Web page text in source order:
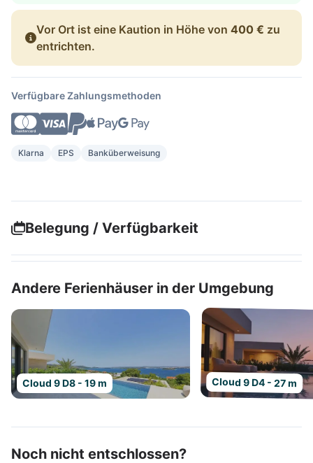
Vor Ort ist eine Kaution in Höhe von 400 € zu
entrichten.
Verfügbare Zahlungsmethoden
Klarna EPS Banküberweisung
Belegung / Verfügbarkeit
Andere Ferienhäuser in der Umgebung
Cloud 9 D8 - 19 m Cloud 9 D4 - 27 m
Noch nicht entschlossen?